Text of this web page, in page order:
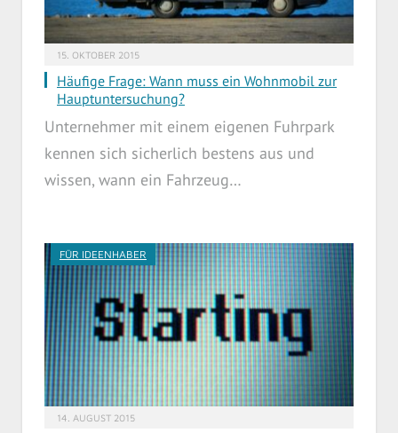
15. OKTOBER 2015
Häufige Frage: Wann muss ein Wohnmobil zur
Hauptuntersuchung?
Unternehmer mit einem eigenen Fuhrpark
kennen sich sicherlich bestens aus und
wissen, wann ein Fahrzeug…
FÜR IDEENHABER
14. AUGUST 2015